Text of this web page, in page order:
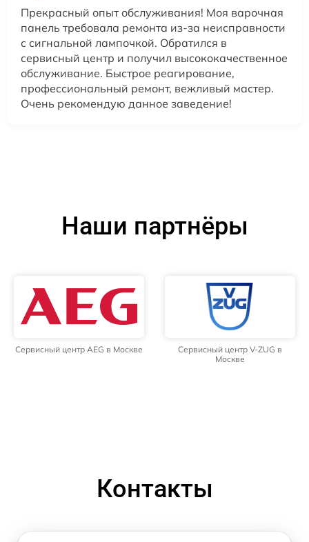
Прекрасный опыт обслуживания! Моя варочная
панель требовала ремонта из-за неисправности
с сигнальной лампочкой. Обратился в
сервисный центр и получил высококачественное
обслуживание. Быстрое реагирование,
профессиональный ремонт, вежливый мастер.
Очень рекомендую данное заведение!
Наши партнёры
Сервисный центр AEG в Москве
Сервисный центр V-ZUG в
Москве
Контакты